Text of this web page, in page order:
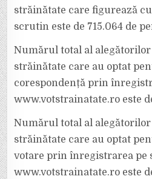
străinătate care figurează
scrutin este de 715.064 de
Numărul total al
străinătate care au optat
corespondență prin
www.votstrainatate.ro este
Numărul total al
străinătate care au optat
votare prin înregistrarea pe
www.votstrainatate.ro este